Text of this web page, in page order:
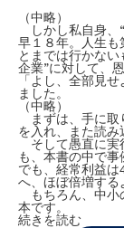
（中略）
しかし私自身、
早１８年。人生も
とまでは行かな
企業”に対して、
「よし、全部見
ました。
（中略）
まずは、手に取
を入れ、また読み
そして愚直に実
も、本書の中で
でも、経常利益
へ、ほぼ倍増する
もちろん、中小
本です。
続きを読む